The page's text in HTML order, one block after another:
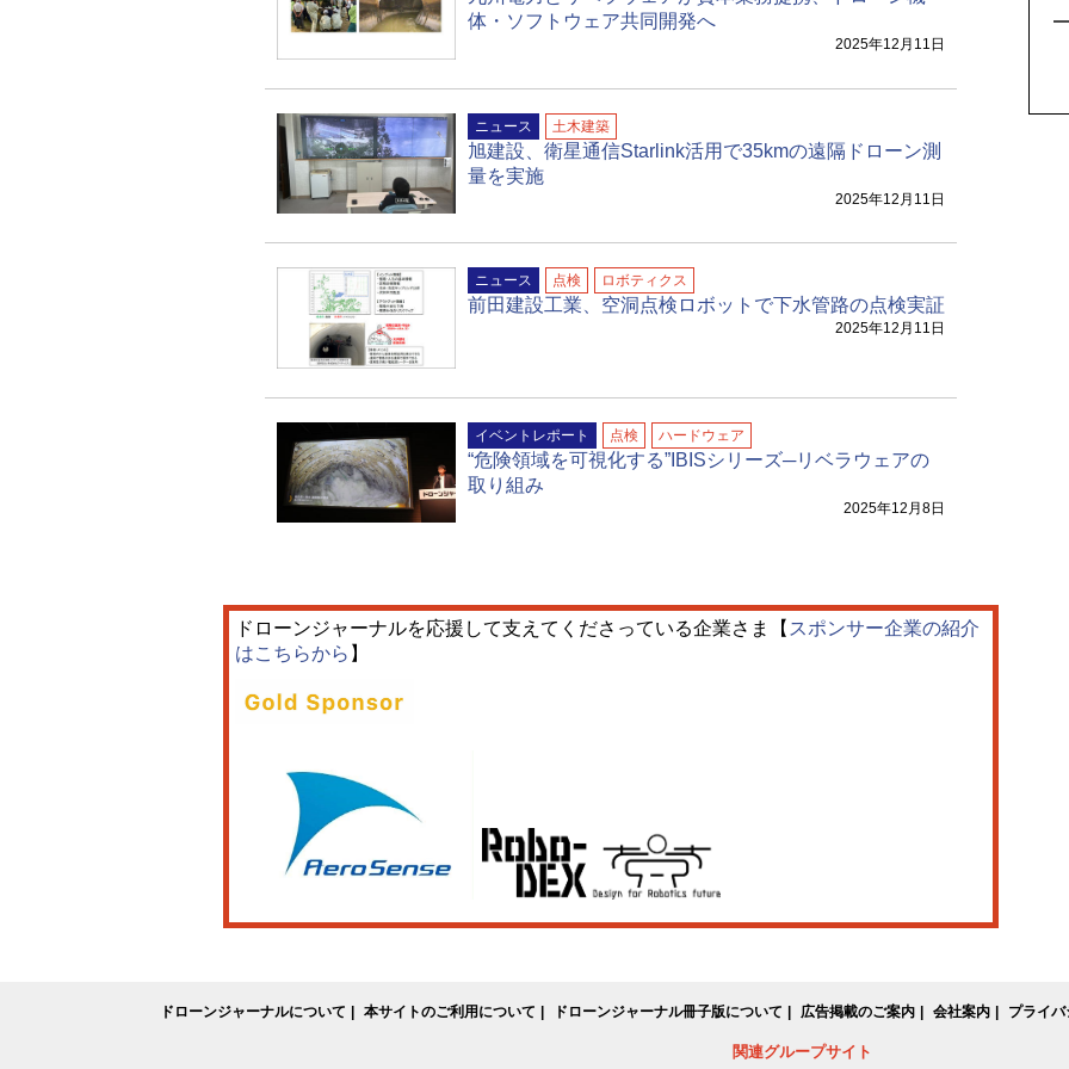
体・ソフトウェア共同開発へ
2025年12月11日
ニュース 土木建築
旭建設、衛星通信Starlink活用で35kmの遠隔ドローン測
量を実施
2025年12月11日
ニュース 点検 ロボティクス
前田建設工業、空洞点検ロボットで下水管路の点検実証
2025年12月11日
イベントレポート 点検 ハードウェア
“危険領域を可視化する”IBISシリーズ─リベラウェアの
取り組み
2025年12月8日
ドローンジャーナルを応援して支えてくださっている企業さま【 スポンサー企業の紹介
はこちらから 】
ドローンジャーナルについて 本サイトのご利用について ドローンジャーナル冊子版について 広告掲載のご案内 会社案内 プライ
関連グループサイト